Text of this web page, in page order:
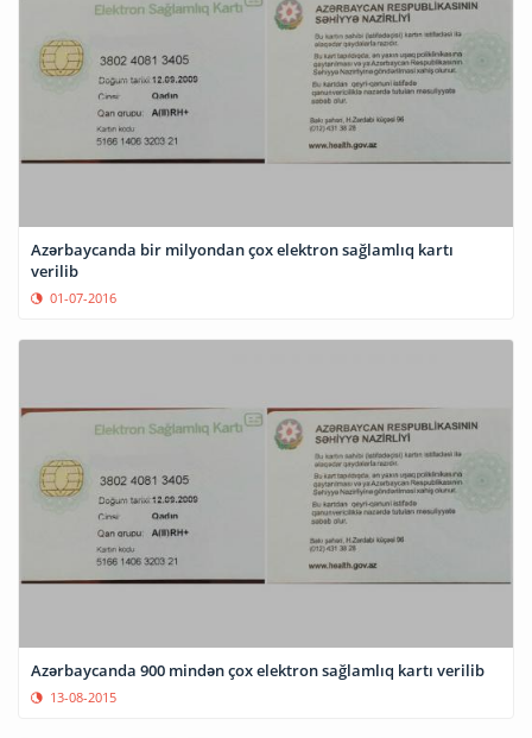
Azərbaycanda bir milyondan çox elektron sağlamlıq kartı
verilib
01-07-2016
Azərbaycanda 900 mindən çox elektron sağlamlıq kartı verilib
13-08-2015